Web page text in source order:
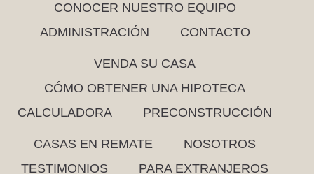
CONOCER NUESTRO EQUIPO
ADMINISTRACIÓN
CONTACTO
VENDA SU CASA
CÓMO OBTENER UNA HIPOTECA
CALCULADORA
PRECONSTRUCCIÓN
CASAS EN REMATE
NOSOTROS
TESTIMONIOS
PARA EXTRANJEROS